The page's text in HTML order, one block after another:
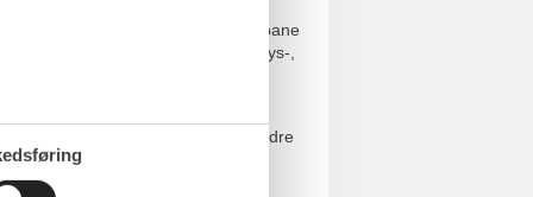
LED-effekter, 66 m lang fartrutsjebane
Värmland (saunalandsby) med lys-,
dagligt bruges som tekstil-
meget mere - sammen med andre